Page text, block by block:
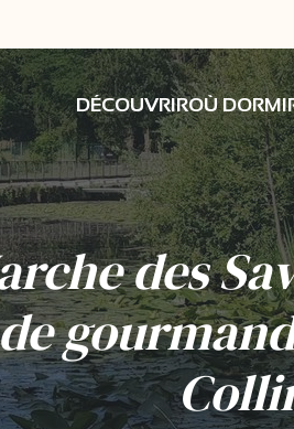
DÉCOUVRIROÙ
des